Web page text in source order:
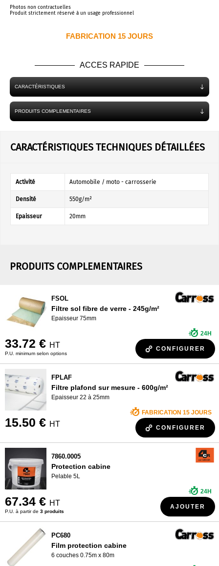
Photos non contractuelles
Produit strictement réservé à un usage professionnel
FABRICATION 15 JOURS
ACCES RAPIDE
CARACTÉRISTIQUES
PRODUITS COMPLEMENTAIRES
CARACTÉRISTIQUES TECHNIQUES DÉTAILLÉES
Activité Automobile / moto - carrosserie
Densité 550g/m²
Epaisseur 20mm
PRODUITS COMPLEMENTAIRES
FSOL
Filtre sol fibre de verre - 245g/m²
Epaisseur 75mm
33.72 € HT
P.U. minimum selon options
24H
CONFIGURER
FPLAF
Filtre plafond sur mesure - 600g/m²
Epaisseur 22 à 25mm
15.50 € HT
FABRICATION 15 JOURS
CONFIGURER
7860.0005
Protection cabine
Pelable 5L
67.34 € HT
P.U. à partir de 3 produits
24H
AJOUTER
PC680
Film protection cabine
6 couches 0.75m x 80m